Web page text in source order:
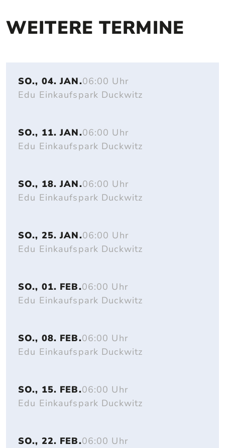
WEITERE TERMINE
SO., 04. JAN.06:00 Uhr
Edu Einkaufspark Duckwitz
SO., 11. JAN.06:00 Uhr
Edu Einkaufspark Duckwitz
SO., 18. JAN.06:00 Uhr
Edu Einkaufspark Duckwitz
SO., 25. JAN.06:00 Uhr
Edu Einkaufspark Duckwitz
SO., 01. FEB.06:00 Uhr
Edu Einkaufspark Duckwitz
SO., 08. FEB.06:00 Uhr
Edu Einkaufspark Duckwitz
SO., 15. FEB.06:00 Uhr
Edu Einkaufspark Duckwitz
SO., 22. FEB.06:00 Uhr